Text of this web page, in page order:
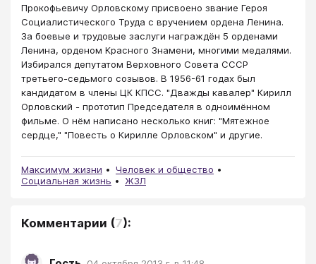
Прокофьевичу Орловскому присвоено звание Героя
Социалистического Труда с вручением ордена Ленина.
За боевые и трудовые заслуги награждён 5 орденами
Ленина, орденом Красного Знамени, многими медалями.
Избирался депутатом Верховного Совета СССР
третьего-седьмого созывов. В 1956-61 годах был
кандидатом в члены ЦК КПСС. "Дважды кавалер" Кирилл
Орловский - прототип Председателя в одноимённом
фильме. О нём написано несколько книг: "Мятежное
сердце," "Повесть о Кирилле Орловском" и другие.
Максимум жизни
Человек и общество
Социальная жизнь
ЖЗЛ
Комментарии (7):